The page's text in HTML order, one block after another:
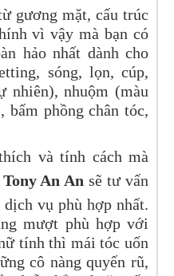
gương mặt, cấu trúc
vì vậy mà bạn có
hảo nhất dành cho
sóng, lọn, cúp,
nhiên), nhuộm (màu
phồng chân tóc,
và tính cách mà
An An sẽ tư vấn
vụ phù hợp nhất.
mượt phù hợp với
tính thì mái tóc uốn
cô nàng quyến rũ,